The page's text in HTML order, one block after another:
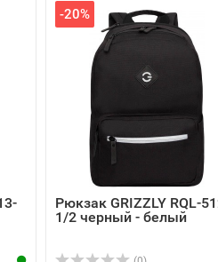
-20%
Рюкзак GRIZZLY RQL-
1/2 черный - белый